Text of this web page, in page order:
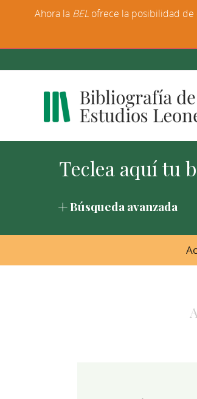
Búsqueda avanzada
A
Ahora la BEL ofrece la posibilidad de